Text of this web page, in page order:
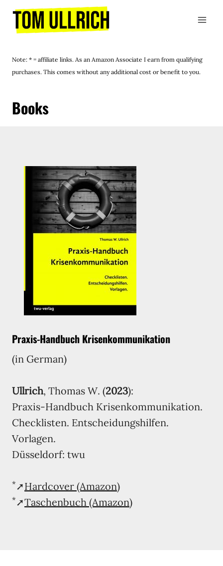
Skip
Note: * = affiliate links. As an Amazon Associate I earn from qualifying
purchases. This comes without any additional cost or benefit to you.
Books
Praxis-Handbuch Krisenkommunikation
(in German)
Ullrich, Thomas W. (2023):
Praxis-Handbuch Krisenkommunikation.
Checklisten. Entscheidungshilfen.
Vorlagen.
Düsseldorf: twu
*➚Hardcover (Amazon)
*➚Taschenbuch (Amazon)